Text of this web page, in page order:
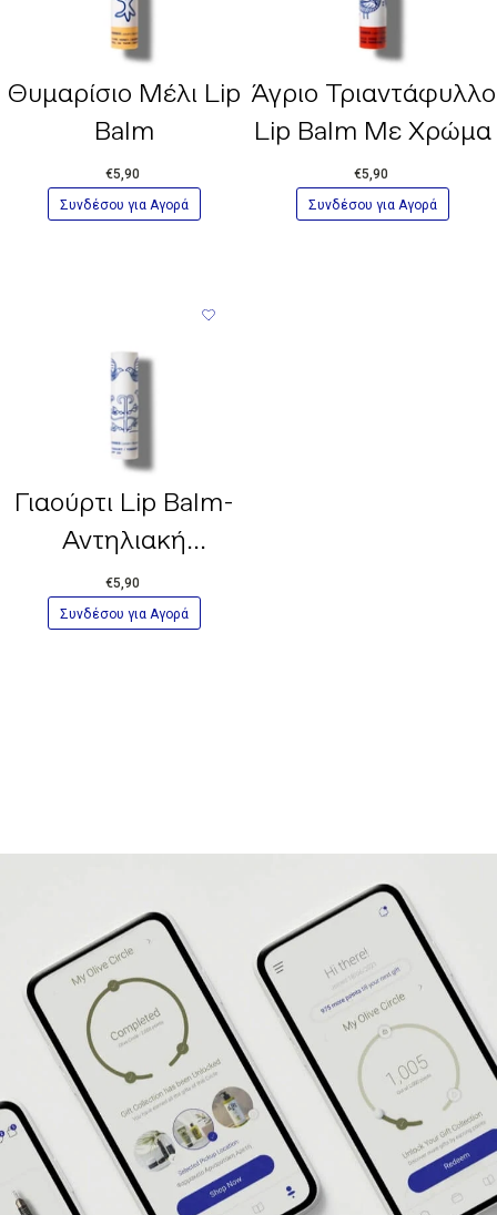
FRUIT OIL, HYPERICUM PERFORATUM
FLOWER/LEAF/STEM EXTRACT, BENZALDEHYDE, GERANYL
*Παρακαλούμε λάβετε υπόψη ότι οι κατάλογοι συστατικών
των προϊόντων μας ενημερώνονται τακτικά. Για την
ακριβέστερη και πιο ενημερωμένη πληροφόρηση,
ανατρέχετε πάντα στον κατάλογο συστατικών που
αναγράφεται στη συσκευασία του προϊόντος που
Θυμαρίσιο Μέλι Lip
Balm
€5,90
Συνδέσου για Αγορά
Άγριο Τριαντάφυλλο
Lip Balm Με Χρώμα
€5,90
Συνδέσου για Αγορά
Γιαούρτι Lip Balm-
Αντηλιακή
€5,90
Συνδέσου για Αγορά